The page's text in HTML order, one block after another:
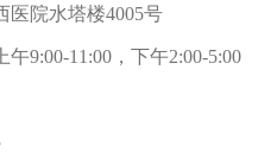
医院水塔楼4005号
9:00-11:00，下午2:00-5:00